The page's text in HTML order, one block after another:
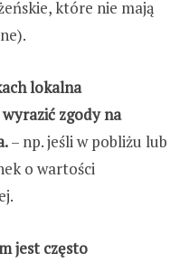
które nie mają
lokalna
zgody na
– np. jeśli w pobliżu lub
o wartości
jest często